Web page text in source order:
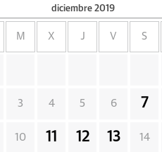
diciembre 2019
M X J V S
3 4 5 6 7
10 11 12 13 14